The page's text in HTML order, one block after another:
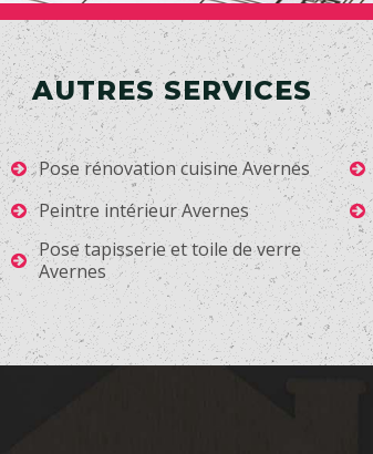
AUTRES SERVICES
Pose rénovation cuisine Avernes
Peintre intérieur Avernes
Pose tapisserie et toile de verre
Avernes